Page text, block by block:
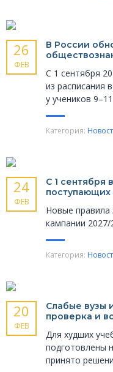
26
ФЕВ
В России
С 1 сентября
из расписания
у учеников
Категория:
24
ФЕВ
С 1 сентября
поступающих
Новые
кампании 2027/
Категория:
20
ФЕВ
Слабые вузы
проверка и
Для худших
подготовлены
принято